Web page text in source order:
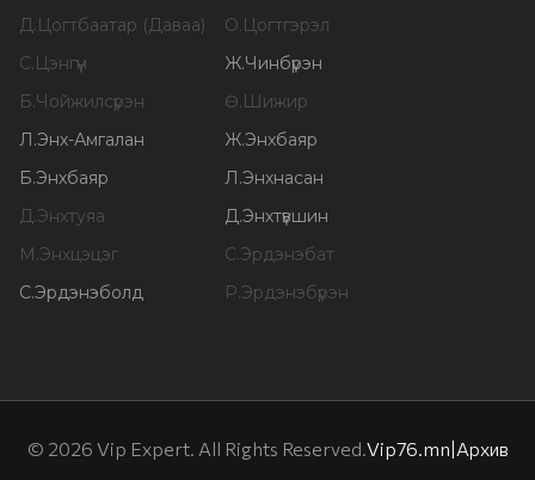
Д.Цогтбаатар (Даваа) О.Цогтгэрэл
С.Цэнгүүн Ж.Чинбүрэн
Б.Чойжилсүрэн Ө.Шижир
Л.Энх-Амгалан Ж.Энхбаяр
Б.Энхбаяр Л.Энхнасан
Д.Энхтуяа Д.Энхтүвшин
М.Энхцэцэг С.Эрдэнэбат
С.Эрдэнэболд Р.Эрдэнэбүрэн
© 2026 Vip Expert. All Rights Reserved.Vip76.mn|Архив